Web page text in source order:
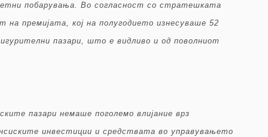
побарувања. Во согласност со стратешката
на премијата, кој на полугодието изнесуваше 52
пазари, што е видливо и од поволниот
пазари немаше поголемо влијание врз
инвестиции и средствата во управувањето